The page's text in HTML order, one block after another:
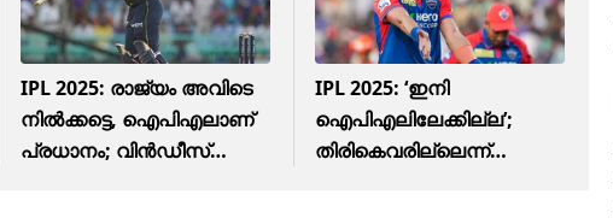
IPL 2025: രാജ്യം അവിടെ
നിൽക്കട്ടെ, ഐപിഎലാണ്
പ്രധാനം; വിൻഡീസ്
IPL 2025: ‘ഇനി
ഐപിഎലിലേക്കില്ല’;
തിരികെവരില്ലെന്ന്